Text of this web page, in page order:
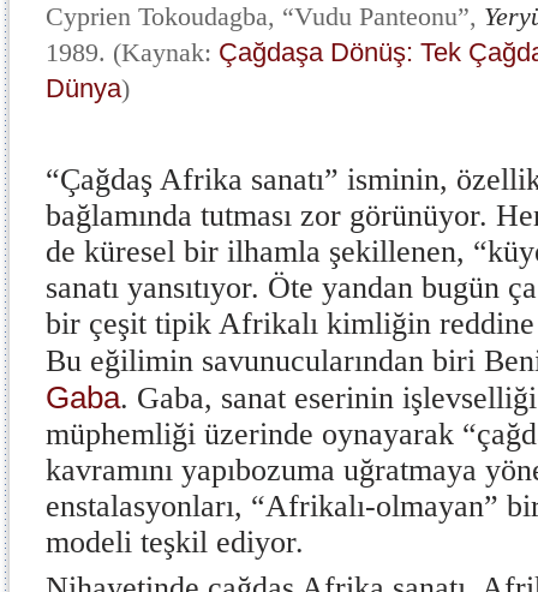
Cyprien Tokoudagba, “Vudu Panteonu”,
1989. (Kaynak: Çağdaşa Dönüş: Tek
Dünya)
“Çağdaş Afrika sanatı” isminin,
bağlamında tutması zor görünüyor.
de küresel bir ilhamla şekillenen,
sanatı yansıtıyor. Öte yandan bugün
bir çeşit tipik Afrikalı kimliğin reddine
Bu eğilimin savunucularından biri
Gaba. Gaba, sanat eserinin
müphemliği üzerinde oynayarak
kavramını yapıbozuma uğratmaya
enstalasyonları, “Afrikalı-olmayan”
modeli teşkil ediyor.